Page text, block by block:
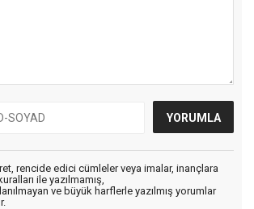
rencide edici cümleler veya imalar, inançlara
ile yazılmamış,
ve büyük harflerle yazılmış yorumlar